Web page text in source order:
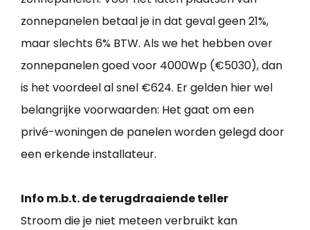
zonnepanelen betaal je in dat geval geen 21%,
maar slechts 6% BTW. Als we het hebben over
zonnepanelen goed voor 4000Wp (€5030), dan
is het voordeel al snel €624. Er gelden hier wel
belangrijke voorwaarden: Het gaat om een
privé-woningen de panelen worden gelegd door
een erkende installateur.
Info m.b.t. de terugdraaiende teller
Stroom die je niet meteen verbruikt kan